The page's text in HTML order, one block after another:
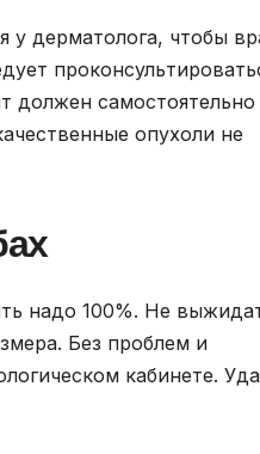
у дерматолога, чтобы
должен самостоятельно
опухоли не
надо 100%. Не
Без проблем и
кабинете.